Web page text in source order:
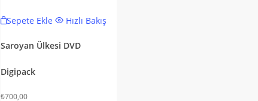
Sepete Ekle Hızlı Bakış
Saroyan Ülkesi DVD
Digipack
₺700,00